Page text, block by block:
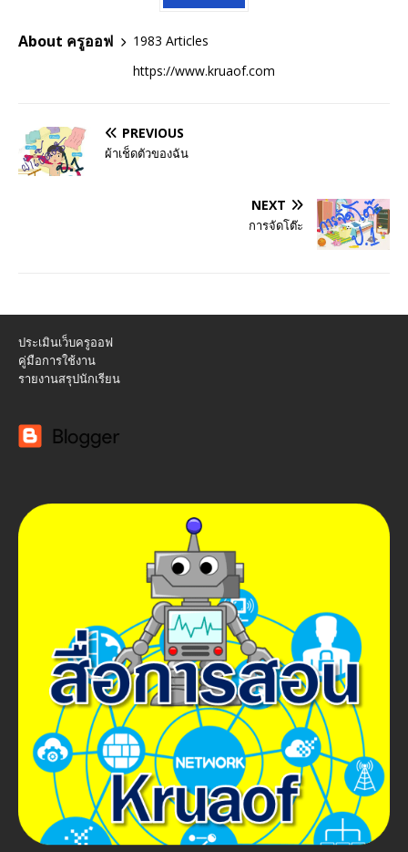
About ครูออฟ
1983 Articles
https://www.kruaof.com
PREVIOUS
ผ้าเช็ดตัวของฉัน
NEXT
การจัดโต๊ะ
ประเมินเว็บครูออฟ
คู่มือการใช้งาน
รายงานสรุปนักเรียน